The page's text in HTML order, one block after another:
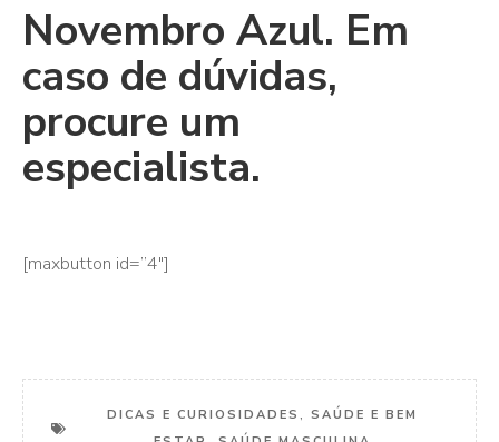
Novembro Azul. Em
caso de dúvidas,
procure um
especialista.
[maxbutton id=”4″]
DICAS E CURIOSIDADES , SAÚDE E BEM